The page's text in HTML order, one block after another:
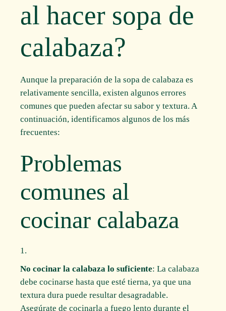
al hacer sopa de
calabaza?
Aunque la preparación de la sopa de calabaza es
relativamente sencilla, existen algunos errores
comunes que pueden afectar su sabor y textura. A
continuación, identificamos algunos de los más
frecuentes:
Problemas
comunes al
cocinar calabaza
No cocinar la calabaza lo suficiente: La calabaza
debe cocinarse hasta que esté tierna, ya que una
textura dura puede resultar desagradable.
Asegúrate de cocinarla a fuego lento durante el